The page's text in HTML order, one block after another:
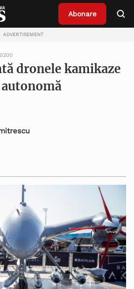
Abonare
ADVERTISEMENT
dronele kamikaze